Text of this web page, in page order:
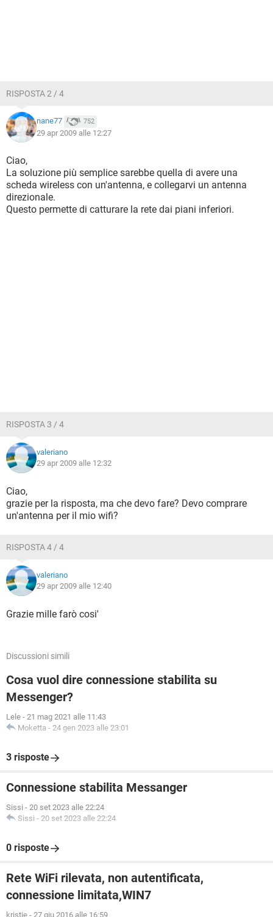
RISPOSTA 2 / 4
nane77 752
29 apr 2009 alle 12:27
Ciao,
La soluzione più semplice sarebbe quella di avere una
scheda wireless con un'antenna, e collegarvi un antenna
direzionale.
Questo permette di catturare la rete dai piani inferiori.
RISPOSTA 3 / 4
valeriano
29 apr 2009 alle 12:32
Ciao,
grazie per la risposta, ma che devo fare? Devo comprare
un'antenna per il mio wifi?
RISPOSTA 4 / 4
valeriano
29 apr 2009 alle 12:40
Grazie mille farò cosi'
Discussioni simili
Cosa vuol dire connessione stabilita su
Messenger?
Lele - 21 mag 2021 alle 11:43
Moketta - 24 gen 2023 alle 23:01
3 risposte
Connessione stabilita Messanger
Sissi - 20 set 2023 alle 22:24
Sissi - 20 set 2023 alle 22:24
0 risposte
Rete WiFi rilevata, non autentificata,
connessione limitata,WIN7
kristie - 27 giu 2016 alle 16:59